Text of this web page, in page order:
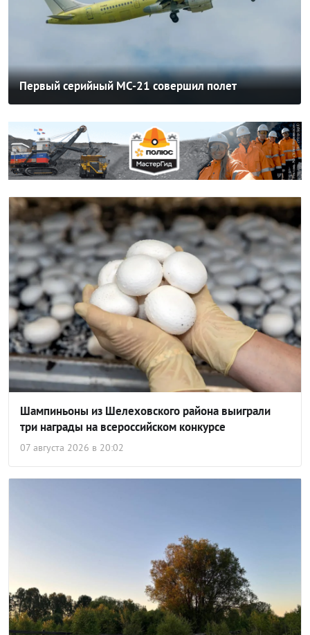
Первый серийный МС-21 совершил полет
Шампиньоны из Шелеховского района выиграли
три награды на всероссийском конкурсе
07 августа 2026 в 20:02